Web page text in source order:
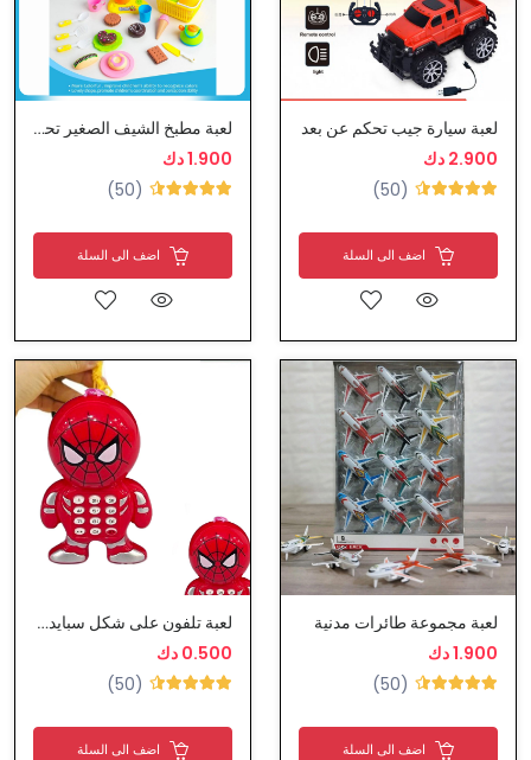
لعبة سيارة جيب تحكم عن بعد
2.900 دك
(50)
اضف الى السلة
لعبة مطبخ الشيف الصغير تحتوي على 24 قطعة
1.900 دك
(50)
اضف الى السلة
لعبة مجموعة طائرات مدنية
1.900 دك
(50)
اضف الى السلة
لعبة تلفون على شكل سبايدر مان
0.500 دك
(50)
اضف الى السلة